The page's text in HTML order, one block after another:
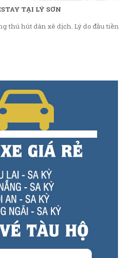
TẠI LÝ SƠN
thú hút dân xê dịch. Lý do đầu tiền